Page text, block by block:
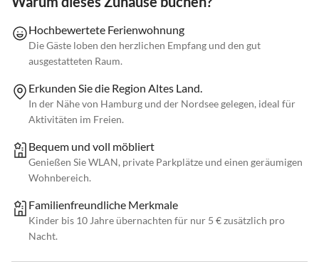
Hochbewertete Ferienwohnung
Die Gäste loben den herzlichen Empfang und den gut
ausgestatteten Raum.
Erkunden Sie die Region Altes Land.
In der Nähe von Hamburg und der Nordsee gelegen, ideal für
Aktivitäten im Freien.
Bequem und voll möbliert
Genießen Sie WLAN, private Parkplätze und einen geräumigen
Wohnbereich.
Familienfreundliche Merkmale
Kinder bis 10 Jahre übernachten für nur 5 € zusätzlich pro
Nacht.